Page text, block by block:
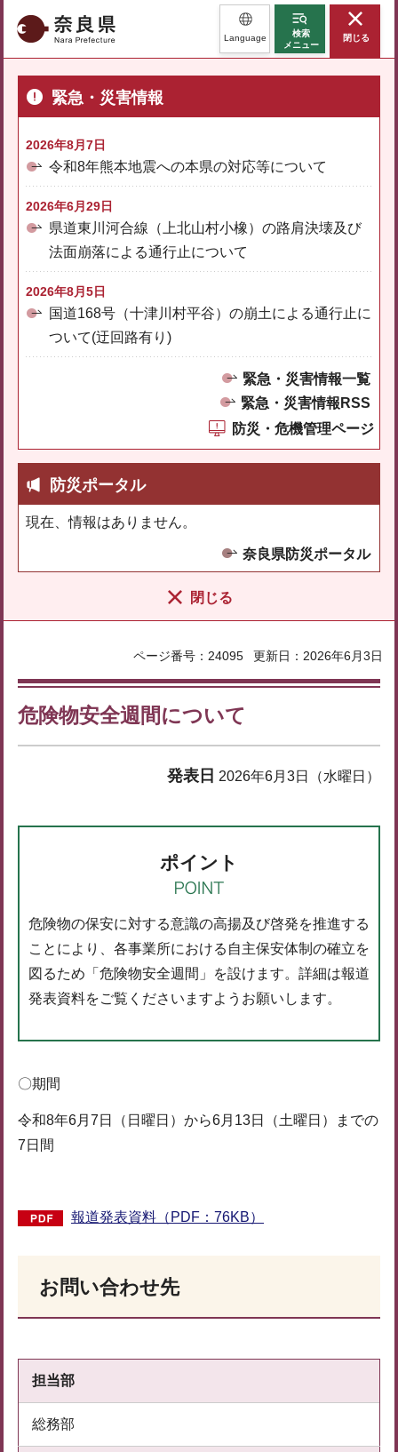
奈良県 Language
検索
メニュー
閉じる
緊急・災害情報
2026年8月7日
令和8年熊本地震への本県の対応等について
2026年6月29日
県道東川河合線（上北山村小橡）の路肩決壊及び
法面崩落による通行止について
2026年8月5日
国道168号（十津川村平谷）の崩土による通行止に
ついて(迂回路有り)
緊急・災害情報一覧
緊急・災害情報RSS
防災・危機管理ページ
防災ポータル
現在、情報はありません。
奈良県防災ポータル
閉じる
ページ番号：24095 更新日：2026年6月3日
危険物安全週間について
発表日 2026年6月3日（水曜日）
ポイント
危険物の保安に対する意識の高揚及び啓発を推進する
ことにより、各事業所における自主保安体制の確立を
図るため「危険物安全週間」を設けます。詳細は報道
発表資料をご覧くださいますようお願いします。
〇期間
令和8年6月7日（日曜日）から6月13日（土曜日）までの
7日間
報道発表資料（PDF：76KB）
お問い合わせ先
担当部
総務部